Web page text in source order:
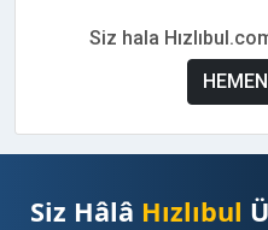
Siz hala
Siz Hâlâ Hızlıbul